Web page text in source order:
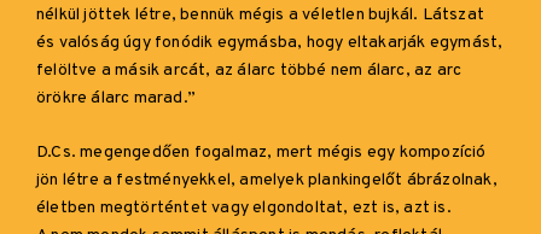
nélkül jöttek létre, bennük mégis a véletlen bujkál. Látszat
és valóság úgy fonódik egymásba, hogy eltakarják egymást,
felöltve a másik arcát, az álarc többé nem álarc, az arc
örökre álarc marad.”
D.Cs. megengedően fogalmaz, mert mégis egy kompozíció
jön létre a festményekkel, amelyek plankingelőt ábrázolnak,
életben megtörténtet vagy elgondoltat, ezt is, azt is.